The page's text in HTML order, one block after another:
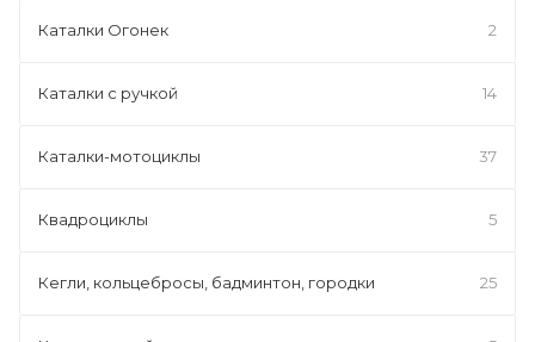
Каталки Огонек 2
Каталки с ручкой 14
Каталки-мотоциклы 37
Квадроциклы 5
Кегли, кольцебросы, бадминтон, городки 25